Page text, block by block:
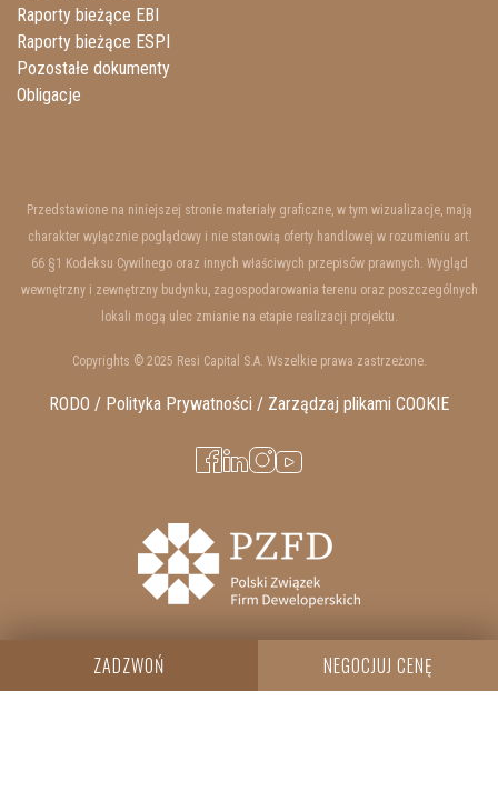
Raporty bieżące EBI
Raporty bieżące ESPI
Pozostałe dokumenty
Obligacje
Przedstawione na niniejszej stronie materiały graficzne, w tym wizualizacje, mają
charakter wyłącznie poglądowy i nie stanowią oferty handlowej w rozumieniu art.
66 §1 Kodeksu Cywilnego oraz innych właściwych przepisów prawnych. Wygląd
wewnętrzny i zewnętrzny budynku, zagospodarowania terenu oraz poszczególnych
lokali mogą ulec zmianie na etapie realizacji projektu.
Copyrights © 2025 Resi Capital S.A. Wszelkie prawa zastrzeżone.
RODO / Polityka Prywatności / Zarządzaj plikami COOKIE
ZADZWOŃ NEGOCJUJ CENĘ